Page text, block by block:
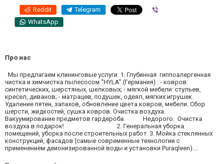
Reddit Telegram
WhatsApp
Про нас
Мы предлагаем клининговые услуги: 1. Глубинная гиппоалергенная
чистка и химчистка пылесосом "HYLA" (Германия) : - ковров:
синтетических, шерстяных, шелковых; - мягкой мебели: стульев,
кресел, диванов; - матрацев, подушек, одеял, мягких игрушек.
Удаление пятен, запахов, обновление цвета ковров, мебели. Сбор
шерсти, жидкостей, сушка ковров. Очистка воздуха.
Вакуумирование предметов гардероба. Недорого. Очистка
воздуха в подарок! 2. Генеральная уборка
помещений, уборка после строительных работ. 3. Мойка стеклянных
конструкций, фасадов (самые современные технологии с
применением деионизированной воды и установки Puraqleen)....